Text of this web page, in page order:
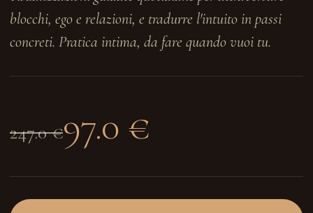
blocchi, ego e relazioni, e tradurre l'intuito in passi
concreti. Pratica intima, da fare quando vuoi tu.
247.0 €97.0 €